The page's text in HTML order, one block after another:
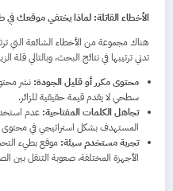
الأخطاء القاتلة: لماذا يختفي موقعك في
هناك مجموعة من الأخطاء الشائعة التي
تدني ترتيبها في نتائج البحث، وبالتالي قلة
محتوى مكرر أو قليل الجودة: نشر
سطحي لا يقدم قيمة حقيقية للزائر.
تجاهل الكلمات المفتاحية: عدم
المستهدف بشكل استراتيجي في
تجربة مستخدم سيئة: موقع بطيء
الأجهزة المختلفة، صعوبة التنقل بين